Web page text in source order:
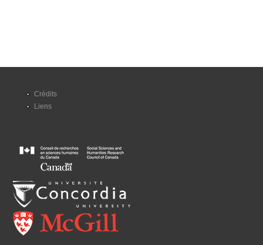
Crédits
Liens